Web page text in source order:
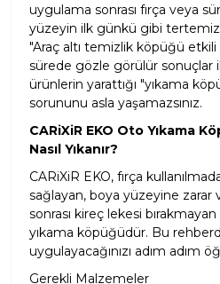
uygulama sonrası fırça veya
yüzeyin ilk günkü gibi tertemiz
"Araç altı temizlik köpüğü etkili
sürede gözle görülür sonuçlar
ürünlerin yarattığı "yıkama
sorununu asla yaşamazsınız.
CARiXiR EKO Oto Yıkama
Nasıl Yıkanır?
CARiXiR EKO, fırça
sağlayan, boya yüzeyine
sonrası kireç lekesi
yıkama köpüğüdür. Bu
uygulayacağınızı adım adım
Gerekli Malzemeler